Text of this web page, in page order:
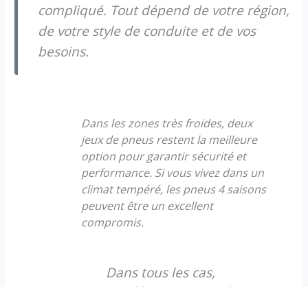
compliqué. Tout dépend de votre région,
de votre style de conduite et de vos
besoins.
Dans les zones très froides, deux
jeux de pneus restent la meilleure
option pour garantir sécurité et
performance. Si vous vivez dans un
climat tempéré, les pneus 4 saisons
peuvent être un excellent
compromis.
Dans tous les cas,